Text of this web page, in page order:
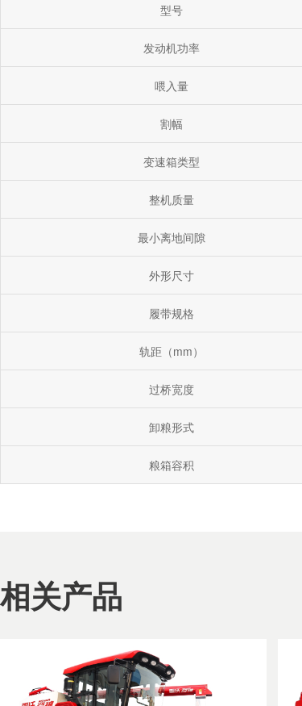
型号
发动机功率
喂入量
割幅
变速箱类型
整机质量
最小离地间隙
外形尺寸
履带规格
轨距（mm）
过桥宽度
卸粮形式
粮箱容积
相关产品